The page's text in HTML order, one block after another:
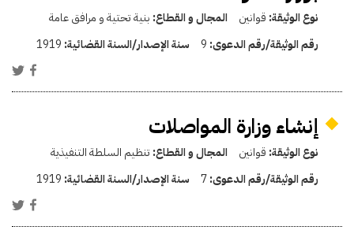
نوع الوثيقة: قوانين المجال و القطاع: بنية تحتية و مرافق عامة
رقم الوثيقة/رقم الدعوى: 9 سنة الإصدار/السنة القضائية: 1919
إنشاء وزارة المواصلات
نوع الوثيقة: قوانين المجال و القطاع: تنظيم السلطة التنفيذية
رقم الوثيقة/رقم الدعوى:7 سنة الإصدار/السنة القضائية: 1919